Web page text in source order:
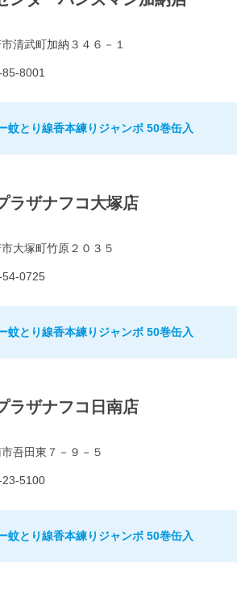
清武町加納３４６－１
8001
蚊とり線香本練りジャンボ 50巻缶入
ラザナフコ大塚店
大塚町竹原２０３５
0725
蚊とり線香本練りジャンボ 50巻缶入
ラザナフコ日南店
吾田東７－９－５
5100
蚊とり線香本練りジャンボ 50巻缶入